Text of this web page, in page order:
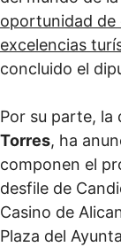
oportunidad de
excelencias
concluido el
Por su parte, la
Torres, ha
componen el
desfile de
Casino de
Plaza del